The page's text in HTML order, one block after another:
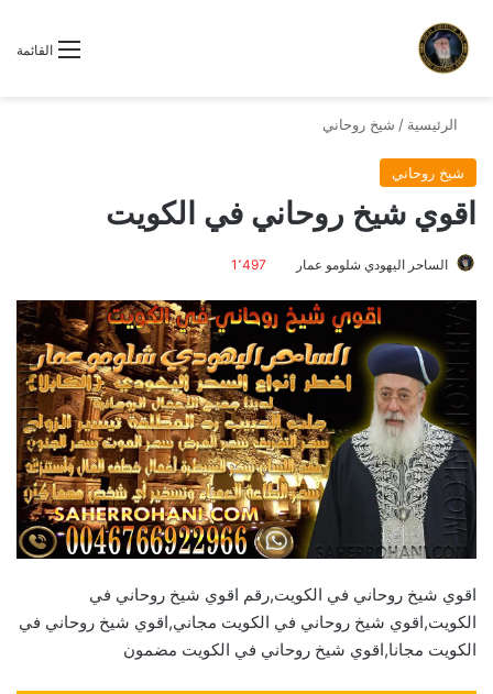
القائمة
الرئيسية / شيخ روحاني
شيخ روحاني
اقوي شيخ روحاني في الكويت
الساحر اليهودي شلومو عمار 1٬497
اقوي شيخ روحاني في الكويت,رقم اقوي شيخ روحاني في
الكويت,اقوي شيخ روحاني في الكويت مجاني,اقوي شيخ روحاني في
الكويت مجانا,اقوي شيخ روحاني في الكويت مضمون